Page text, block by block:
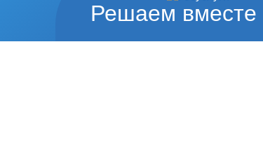
Решаем вместе